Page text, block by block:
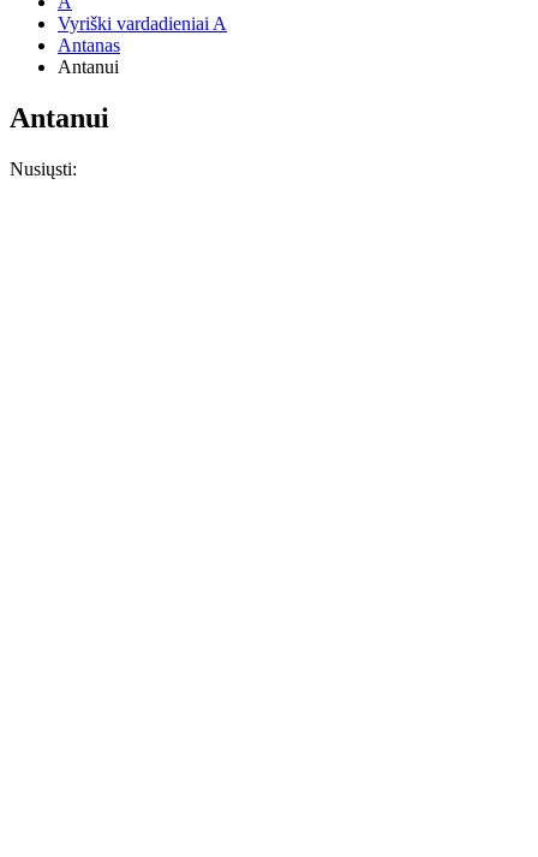
Vyriški vardadieniai A
Antanas
Antanui
Antanui
Nusiųsti: